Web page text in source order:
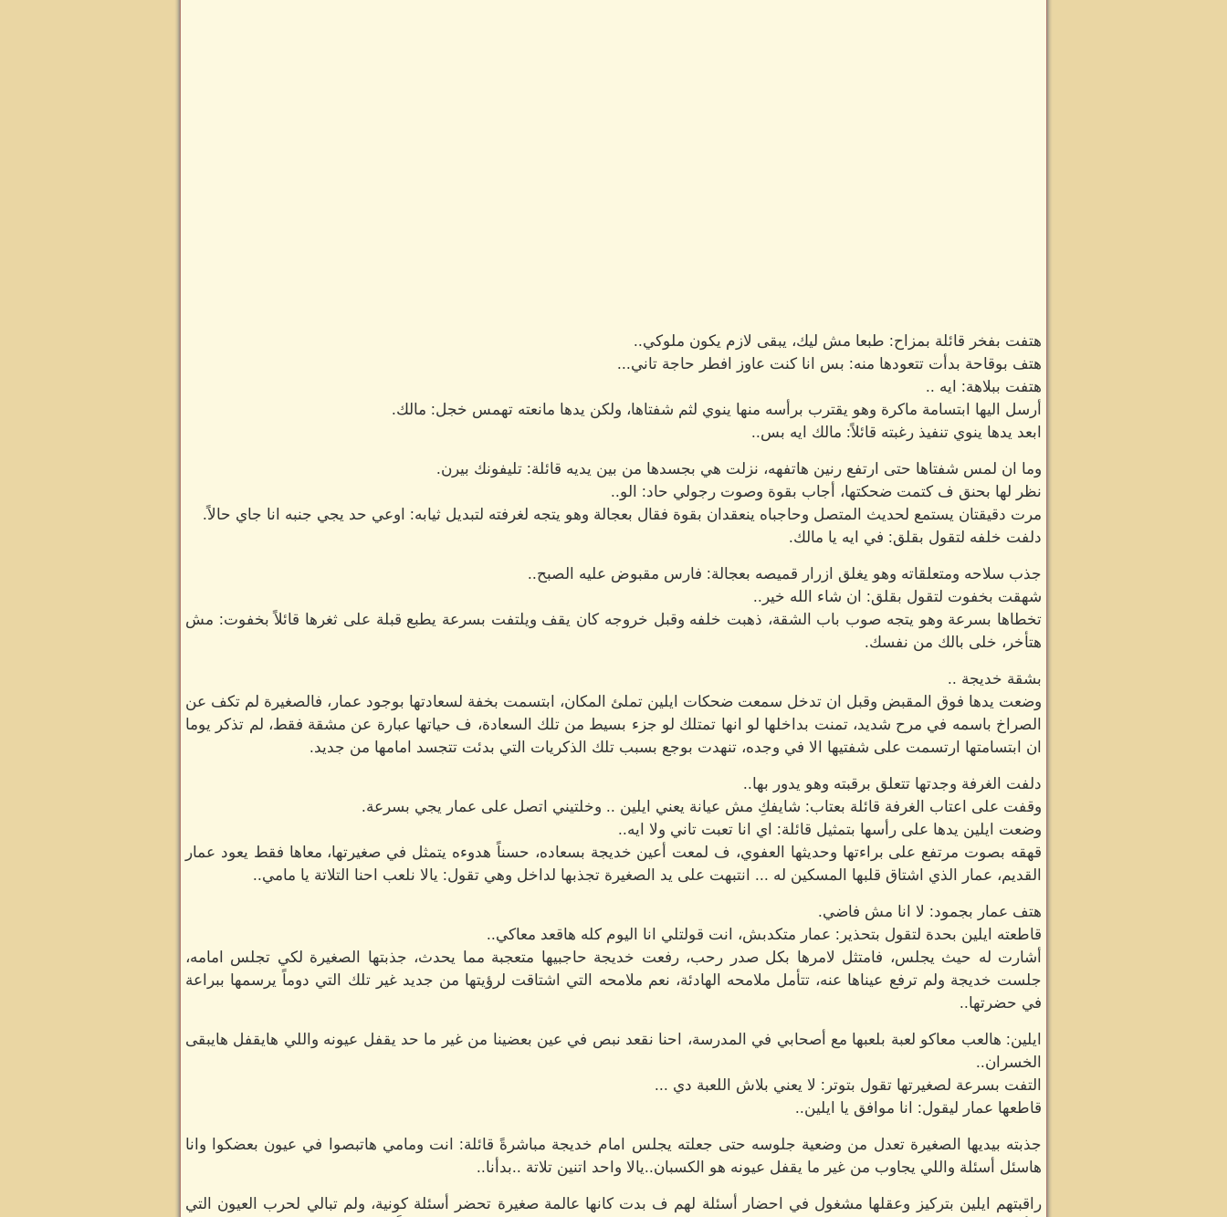
هتفت بفخر قائلة بمزاح: طبعا مش ليك، يبقى لازم يكون ملوكي..
هتف بوقاحة بدأت تتعودها منه: بس انا كنت عاوز افطر حاجة تاني...
هتفت ببلاهة: ايه ..
أرسل اليها ابتسامة ماكرة وهو يقترب برأسه منها ينوي لثم شفتاها، ولكن يدها مانعته تهمس خجل: مالك.
ابعد يدها ينوي تنفيذ رغبته قائلاً: مالك ايه بس..
وما ان لمس شفتاها حتى ارتفع رنين هاتفهه، نزلت هي بجسدها من بين يديه قائلة: تليفونك بيرن.
نظر لها بحنق ف كتمت ضحكتها، أجاب بقوة وصوت رجولي حاد: الو..
مرت دقيقتان يستمع لحديث المتصل وحاجباه ينعقدان بقوة فقال بعجالة وهو يتجه لغرفته لتبديل ثيابه: اوعي حد يجي جنبه انا جاي حالاً.
دلفت خلفه لتقول بقلق: في ايه يا مالك.
جذب سلاحه ومتعلقاته وهو يغلق ازرار قميصه بعجالة: فارس مقبوض عليه الصبح..
شهقت بخفوت لتقول بقلق: ان شاء الله خير..
تخطاها بسرعة وهو يتجه صوب باب الشقة، ذهبت خلفه وقبل خروجه كان يقف ويلتفت بسرعة يطبع قبلة على ثغرها قائلاً بخفوت: مش
هتأخر، خلى بالك من نفسك.
بشقة خديجة ..
وضعت يدها فوق المقبض وقبل ان تدخل سمعت ضحكات ايلين تملئ المكان، ابتسمت بخفة لسعادتها بوجود عمار، فالصغيرة لم تكف عن
الصراخ باسمه في مرح شديد، تمنت بداخلها لو انها تمتلك لو جزء بسيط من تلك السعادة، ف حياتها عبارة عن مشقة فقط، لم تذكر يوما
ان ابتسامتها ارتسمت على شفتيها الا في وجده، تنهدت بوجع بسبب تلك الذكريات التي بدئت تتجسد امامها من جديد.
دلفت الغرفة وجدتها تتعلق برقبته وهو يدور بها..
وقفت على اعتاب الغرفة قائلة بعتاب: شايفكِ مش عيانة يعني ايلين .. وخلتيني اتصل على عمار يجي بسرعة.
وضعت ايلين يدها على رأسها بتمثيل قائلة: اي انا تعبت تاني ولا ايه..
قهقه بصوت مرتفع على براءتها وحديثها العفوي، ف لمعت أعين خديجة بسعاده، حسناً هدوءه يتمثل في صغيرتها، معاها فقط يعود عمار
القديم، عمار الذي اشتاق قلبها المسكين له ... انتبهت على يد الصغيرة تجذبها لداخل وهي تقول: يالا نلعب احنا التلاتة يا مامي..
هتف عمار بجمود: لا انا مش فاضي.
قاطعته ايلين بحدة لتقول بتحذير: عمار متكدبش، انت قولتلي انا اليوم كله هاقعد معاكي..
أشارت له حيث يجلس، فامتثل لامرها بكل صدر رحب، رفعت خديجة حاجبيها متعجبة مما يحدث، جذبتها الصغيرة لكي تجلس امامه،
جلست خديجة ولم ترفع عيناها عنه، تتأمل ملامحه الهادئة، نعم ملامحه التي اشتاقت لرؤيتها من جديد غير تلك التي دوماً يرسمها ببراعة
في حضرتها..
ايلين: هالعب معاكو لعبة بلعبها مع أصحابي في المدرسة، احنا نقعد نبص في عين بعضينا من غير ما حد يقفل عيونه واللي هايقفل هايبقى
الخسران..
التفت بسرعة لصغيرتها تقول بتوتر: لا يعني بلاش اللعبة دي ...
قاطعها عمار ليقول: انا موافق يا ايلين..
جذبته بيديها الصغيرة تعدل من وضعية جلوسه حتى جعلته يجلس امام خديجة مباشرةً قائلة: انت ومامي هاتبصوا في عيون بعضكوا وانا
هاسئل أسئلة واللي يجاوب من غير ما يقفل عيونه هو الكسبان..يالا واحد اتنين تلاتة ..بدأنا..
راقبتهم ايلين بتركيز وعقلها مشغول في احضار أسئلة لهم ف بدت كانها عالمة صغيرة تحضر أسئلة كونية، ولم تبالي لحرب العيون التي